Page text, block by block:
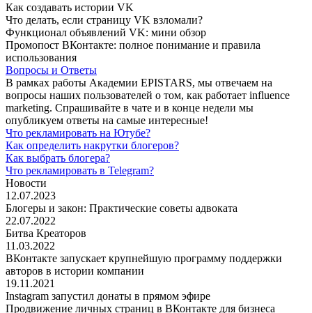
Как создавать истории VK
Что делать, если страницу VK взломали?
Функционал объявлений VK: мини обзор
Промопост ВКонтакте: полное понимание и правила
использования
Вопросы и Ответы
В рамках работы Академии EPISTARS, мы отвечаем на
вопросы наших пользователей о том, как работает influence
marketing. Спрашивайте в чате и в конце недели мы
опубликуем ответы на самые интересные!
Что рекламировать на Ютубе?
Как определить накрутки блогеров?
Как выбрать блогера?
Что рекламировать в Telegram?
Новости
12.07.2023
Блогеры и закон: Практические советы адвоката
22.07.2022
Битва Креаторов
11.03.2022
ВКонтакте запускает крупнейшую программу поддержки
авторов в истории компании
19.11.2021
Instagram запустил донаты в прямом эфире
Продвижение личных страниц в ВКонтакте для бизнеса